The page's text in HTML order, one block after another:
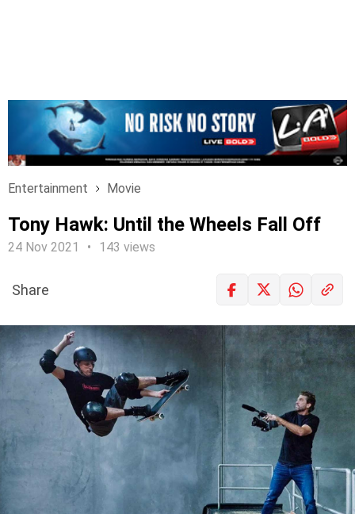
Entertainment Movie
Tony Hawk: Until the Wheels Fall Off
24 Nov 2021 143 views
Share